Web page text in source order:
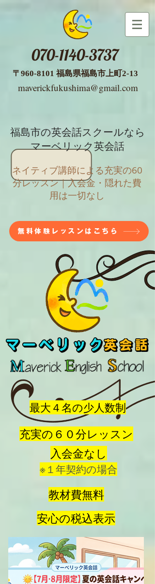
070-1140-3737
​〒960-8101 福島県福島市上町2-13
maverickfukushima@gmail.com
福島市の英会話スクールなら
マーベリック英会話
ネイティブ講師による充実の60
分レッスン｜入会金・隠れた費
用は一切なし
無料体験レッスンはこちら
最大４名の少人数制
充実の６０分レッスン
入会金なし
※１年契約の場合
教材費無料
安心の税込表示